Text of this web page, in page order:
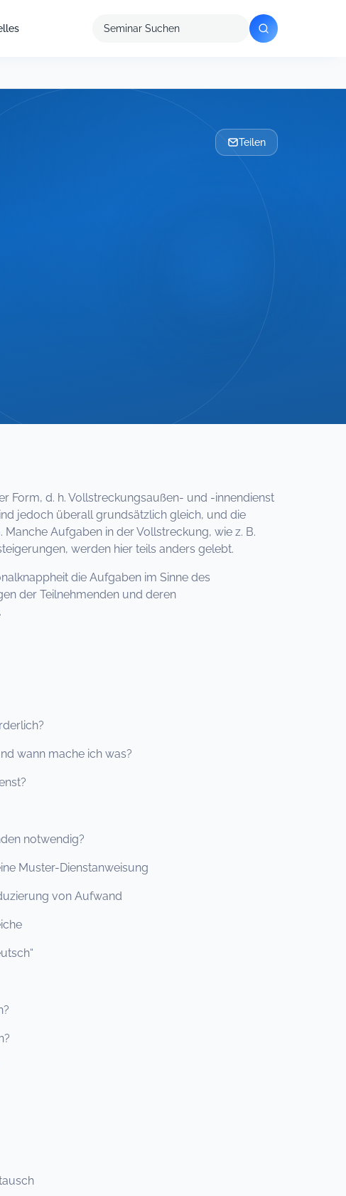
Seminar
Teilen
Form, d. h. Vollstreckungsaußen- und -innendienst
jedoch überall grundsätzlich gleich, und die
Aufgaben in der Vollstreckung, wie z. B.
werden hier teils anders gelebt.
die Aufgaben im Sinne des
der Teilnehmenden und deren
wann mache ich was?
notwendig?
Muster-Dienstanweisung
von Aufwand